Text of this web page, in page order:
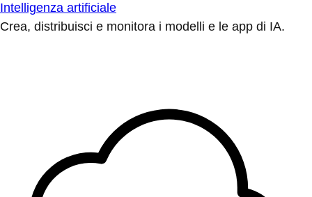
Intelligenza artificiale
Crea, distribuisci e monitora i modelli e le app di IA.